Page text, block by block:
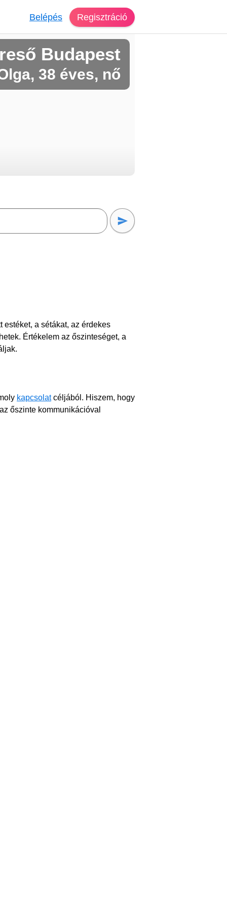
Belépés Regisztráció
Budapest
38 éves, nő
a sétákat, az érdekes
Értékelem az őszinteséget, a
kapcsolatcéljából. Hiszem, hogy
őszinte kommunikációval